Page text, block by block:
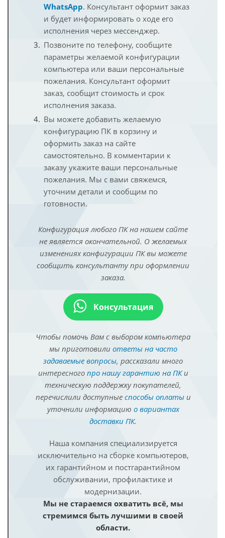
WhatsApp. Консультант оформит заказ
и будет информировать о ходе его
исполнения через мессенджер.
Позвоните по телефону, сообщите
параметры желаемой конфигурации
компьютера или ваши персональные
пожелания. Консультант оформит
заказ, сообщит стоимость и срок
исполнения заказа.
Вы можете добавить желаемую
конфигурацию ПК в корзину и
оформить заказ на сайте
самостоятельно. В комментарии к
заказу укажите ваши персональные
пожелания. Мы с вами свяжемся,
уточним детали и сообщим по
готовности.
Конфигурация любого ПК на нашем сайте
не является окончательной. О желаемых
изменениях конфигурации ПК вы можете
сообщить консультанту при оформлении
заказа.
Консультация
Чтобы помочь Вам с выбором компьютера
мы приготовили ответы на часто
задаваемые вопросы, рассказали много
интересного про нашу гарантию на ПКи
техническую поддержку покупателей,
перечислили доступные способы оплатыи
уточнили информацию о вариантах
доставки ПК.
Наша компания специализируется
исключительно на сборке компьютеров,
их гарантийном и постгарантийном
обслуживании, профилактике и
модернизации.
Мы не стараемся охватить всё, мы
стремимся быть лучшими в своей
области.